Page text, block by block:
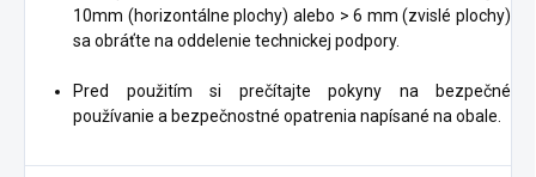
10mm (horizontálne plochy) alebo > 6 mm (zvislé plochy)
sa obráťte na oddelenie technickej podpory.
Pred použitím si prečítajte pokyny na bezpečné
používanie a bezpečnostné opatrenia napísané na obale.